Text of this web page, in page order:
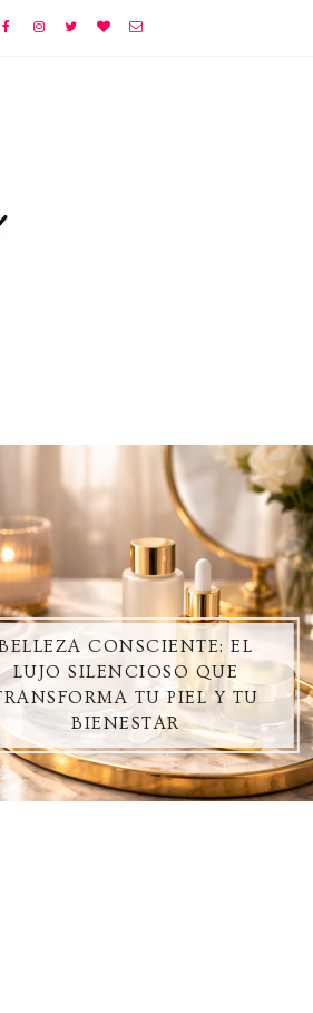
CONSCIENTE: EL
LUJO SILENCIOSO QUE
TU PIEL Y TU
BIENESTAR